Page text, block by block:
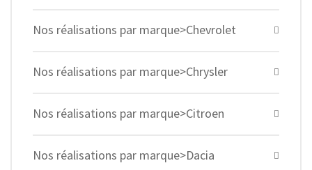
Nos réalisations par marque>Chevrolet
Nos réalisations par marque>Chrysler
Nos réalisations par marque>Citroen
Nos réalisations par marque>Dacia